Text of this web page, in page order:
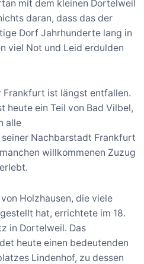
mit dem kleinen Dortelweil
daran, dass das der
Dorf Jahrhunderte lang in
viel Not und Leid erdulden
Frankfurt ist längst entfallen.
heute ein Teil von Bad Vilbel,
alle
Nachbarstadt Frankfurt
willkommenen Zuzug
Holzhausen, die viele
hat, errichtete im 18.
in Dortelweil. Das
heute einen bedeutenden
Lindenhof, zu dessen